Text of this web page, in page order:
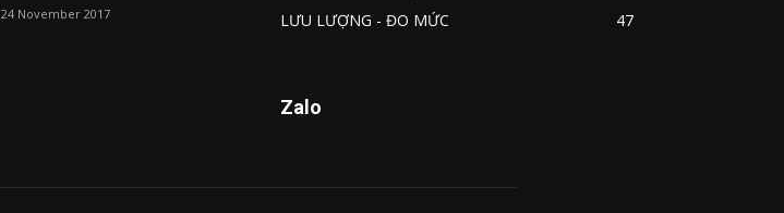
24 November 2017
LƯU LƯỢNG - ĐO MỨC
47
Zalo